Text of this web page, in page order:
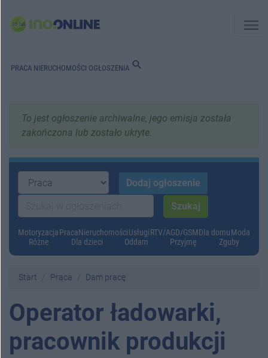
menu
PRACA NIERUCHOMOŚCI OGŁOSZENIA search
To jest ogłoszenie archiwalne, jego emisja została
zakończona lub zostało ukryte.
MotoryzacjaPracaNieruchomościUsługiRTV/AGD/GSMDla domuModa
Różne
Dla dzieci Oddam Przyjmę Zguby
Start Praca Dam pracę
Operator ładowarki,
pracownik produkcji